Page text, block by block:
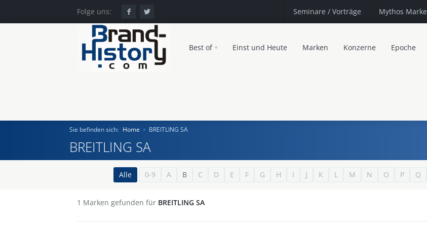
Folge uns: Seminare / Vorträge Mythos Marke
Best of Einst und Heute Marken Konzerne Epoche
Sie befinden sich: Home BREITLING SA
BREITLING SA
Alle 0-9 A B C D E F G H I J K L M N O P Q
1 Marken gefunden für BREITLING SA